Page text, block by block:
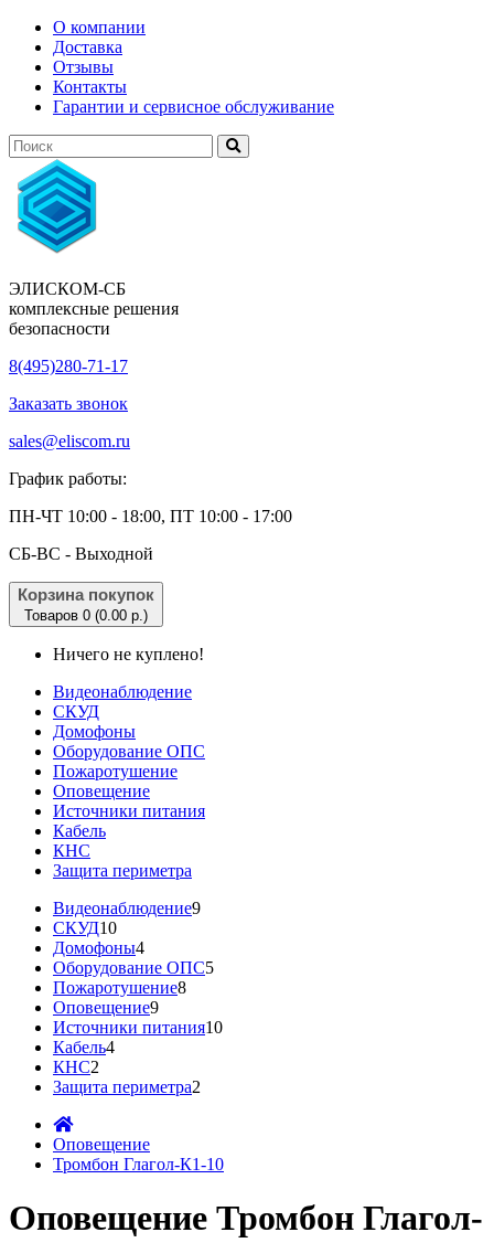
О компании
Доставка
Отзывы
Контакты
Гарантии и сервисное обслуживание
ЭЛИСКОМ-СБ
комплексные решения
безопасности
8(495)280-71-17
Заказать звонок
sales@eliscom.ru
График работы:
ПН-ЧТ 10:00 - 18:00, ПТ 10:00 - 17:00
CБ-ВС - Выходной
Корзина покупок
Товаров 0 (0.00 р.)
Ничего не куплено!
Видеонаблюдение
СКУД
Домофоны
Оборудование ОПС
Пожаротушение
Оповещение
Источники питания
Кабель
КНС
Защита периметра
Видеонаблюдение9
СКУД10
Домофоны4
Оборудование ОПС5
Пожаротушение8
Оповещение9
Источники питания10
Кабель4
КНС2
Защита периметра2
Оповещение
Тромбон Глагол-К1-10
Оповещение Тромбон Глагол-